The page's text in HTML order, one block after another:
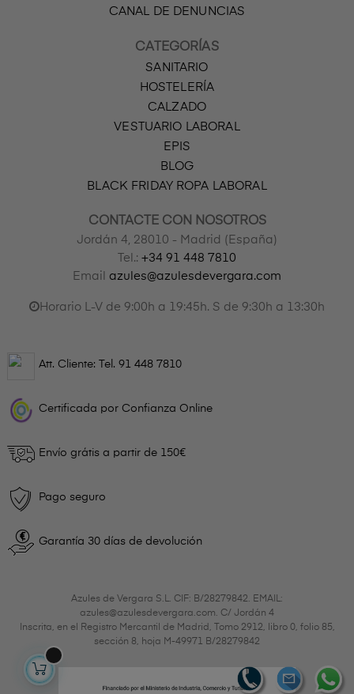
CANAL DE DENUNCIAS
CATEGORÍAS
SANITARIO
HOSTELERÍA
CALZADO
VESTUARIO LABORAL
EPIS
BLOG
BLACK FRIDAY ROPA LABORAL
CONTACTE CON NOSOTROS
Jordán 4, 28010 - Madrid (España)
Tel.: +34 91 448 7810
Email azules@azulesdevergara.com
Horario L-V de 9:00h a 19:45h. S de 9:30h a 13:30h
Att. Cliente: Tel. 91 448 7810
Certificada por Confianza Online
Envío grátis a partir de 150€
Pago seguro
Garantía 30 días de devolución
Azules de Vergara S.L. CIF: B/28279842. EMAIL:
azules@azulesdevergara.com. C/ Jordán 4
Inscrita, en el Registro Mercantil de Madrid, Tomo 2912, libro 0, folio 85,
sección 8, hoja M-49971 B/28279842